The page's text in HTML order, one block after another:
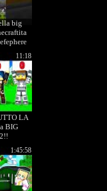
big
LA
BIG
11:18
1:45:58